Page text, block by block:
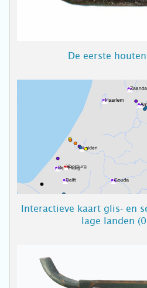
De eerste
Interactieve kaart glis- en
lage landen